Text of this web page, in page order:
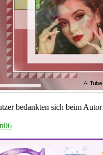
bedankten sich beim Autor